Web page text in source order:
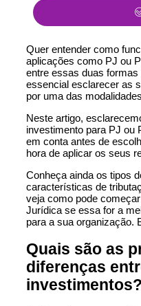
Quer entender como
aplicações como PJ ou
entre essas duas
essencial esclarecer as
por uma das
Neste artigo,
investimento para PJ ou
em conta antes de
hora de aplicar os seus
Conheça ainda os tipos
características de
veja como pode
Jurídica se essa for a
para a sua organização.
Quais são as
diferenças
investimentos?